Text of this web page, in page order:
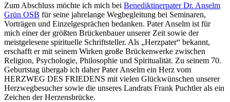
Zum Abschluss möchte ich mich bei Benediktinerpater Dr. Anselm
Grün OSB für seine jahrelange Wegbegleitung bei Seminaren,
Vorträgen und Einzelgesprächen bedanken. Pater Anselm ist für
mich einer der größten Brückenbauer unserer Zeit sowie der
meistgelesene spirituelle Schriftsteller. Als „Herzpater“ bekannt,
erschafft er mit seinem Wirken große Brückenwerke zwischen
Religion, Psychologie, Philosophie und Spiritualität. Zu seinem 70.
Geburtstag übergab ich daher Pater Anselm ein Herz vom
HERZWEG DES FRIEDENS mit vielen Glückwünschen unserer
Herzwegbesucher sowie die unseres Landrats Frank Puchtler als ein
Zeichen der Herzensbrücke.